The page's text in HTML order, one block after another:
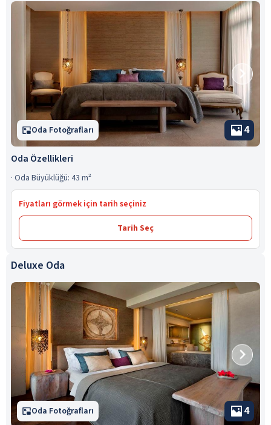
Oda Fotoğrafları 4
Oda Özellikleri
· Oda Büyüklüğü: 43 m²
Fiyatları görmek için tarih seçiniz
Tarih Seç
Deluxe Oda
Oda Fotoğrafları 4